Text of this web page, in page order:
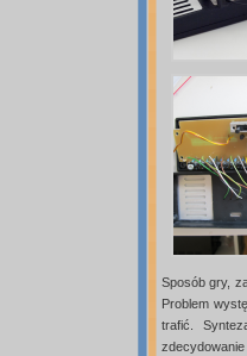
Sposób gry,
Problem
trafić.
zdecydowanie